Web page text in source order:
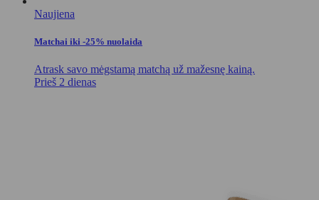
Naujiena
Matchai iki -25% nuolaida
Atrask savo mėgstamą matchą už mažesnę kainą.
Prieš 2 dienas